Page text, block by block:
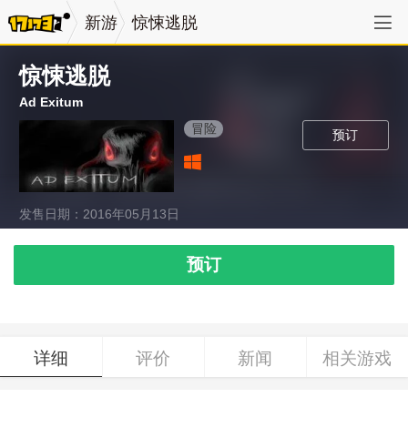
新游 惊悚逃脱
惊悚逃脱
Ad Exitum
预订
冒险
发售日期：2016年05月13日
预订
详细 评价 新闻 相关游戏